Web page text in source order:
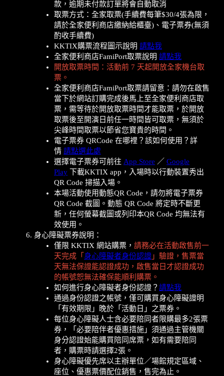
款，逾期未付款訂單將會自動取消
取票方式：全家取票(手續費每筆$30/4張為限，
請於全家便利商店繳納給櫃臺)、電子票券(無須
酌收手續費)
KKTIX購票流程圖示說明 請點我
全家便利商店FamiPort取票說明 請點我
開放取票時間：活動前 7 天起開放全家機台取
票。
全家便利商店FamiPort取票請留意：請勿在啟售
當下於網站訂購完成後馬上至全家便利商店取
票，需等待於開放取票時間才能取票，於開放
取票後至開演日前任一時間皆可取票，無須於
尖峰時間取票以節省您寶貴的時間。
電子票券 QRCode 在哪裡？該如何使用？詳
情 請點選此處
選擇電子票券可前往 App Store ／ Google
Play 下載KKTIX app，入場時以行動裝置秀出
QR Code 掃描入場。
本場活動使用動態QR Code，請勿將電子票券
QR Code 截圖。動態 QR Code 將定時不斷更
新，任何螢幕截圖或列印本QR Code 均無法有
效使用。
身心障礙票券說明：
僅限 KKTIX 網站購票， 請務必在活動啟售前一
天完成「 身心障礙者身份認證 」驗證，售票當
天無法保證能認證成功，啟售當日才認證成功
的帳號恕無法確保能順利購票。
如何進行身心障礙者身份認證？ 請點我
通過身份認證之帳號，僅可購買身心障礙證明
「有效期限」晚於「活動日」之票券。
每位身心障礙人士含必要陪同者限購最多2張票
券，「必要陪伴者優惠措施」須通過主管機關
身分認證始能購買陪同席票，如有需要陪同
者，購票時請選擇2張。
身心障礙優先席以主辦單位／場館規定區域、
座位、優惠票價配位銷售，售完為止。